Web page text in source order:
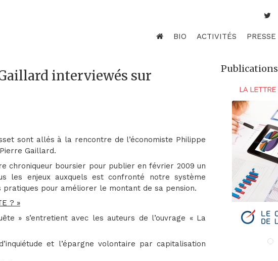
BIO ACTIVITÉS PRESSE
interviewés sur
sont allés à la rencontre de l’économiste Philippe
Gaillard.
chroniqueur boursier pour publier en février 2009 un
les enjeux auxquels est confronté notre système
pour améliorer le montant de sa pension.
? »
» s’entretient avec les auteurs de l’ouvrage « La
et l’épargne volontaire par capitalisation
Publications